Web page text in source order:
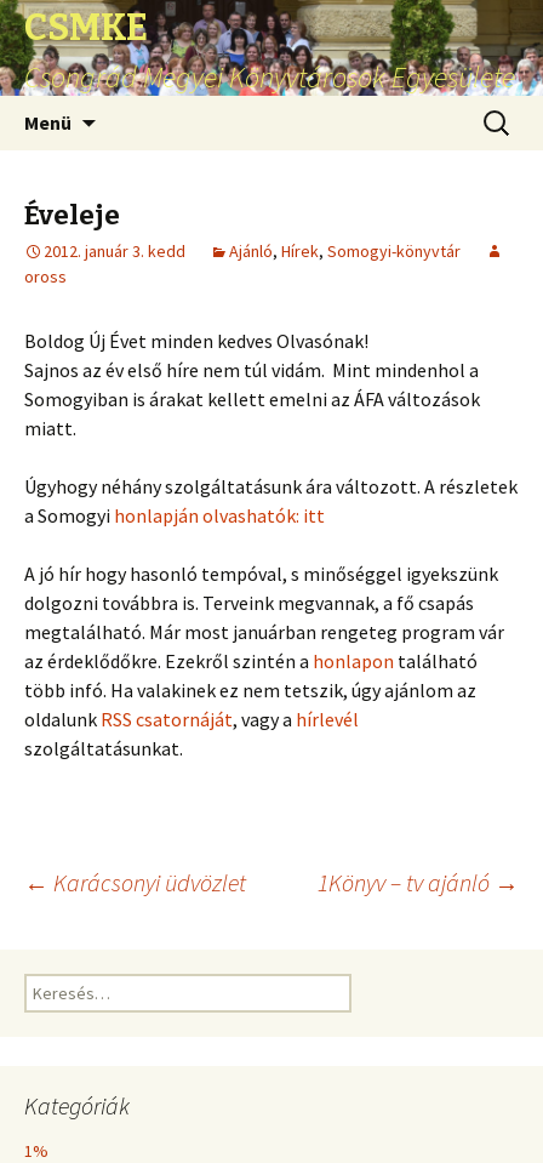
CSMKE
Csongrád Megyei Könyvtárosok Egyesülete
Menü
Éveleje
2012. január 3. kedd Ajánló, Hírek, Somogyi-könyvtár
oross
Boldog Új Évet minden kedves Olvasónak!
Sajnos az év első híre nem túl vidám. Mint mindenhol a
Somogyiban is árakat kellett emelni az ÁFA változások
miatt.
Úgyhogy néhány szolgáltatásunk ára változott. A részletek
a Somogyi honlapján olvashatók: itt
A jó hír hogy hasonló tempóval, s minőséggel igyekszünk
dolgozni továbbra is. Terveink megvannak, a fő csapás
megtalálható. Már most januárban rengeteg program vár
az érdeklődőkre. Ezekről szintén a honlapon található
több infó. Ha valakinek ez nem tetszik, úgy ajánlom az
oldalunk RSS csatornáját, vagy a hírlevél
szolgáltatásunkat.
Bejegyzés
navigáció
← Karácsonyi üdvözlet 1Könyv – tv ajánló →
Keresés:
Kategóriák
1%